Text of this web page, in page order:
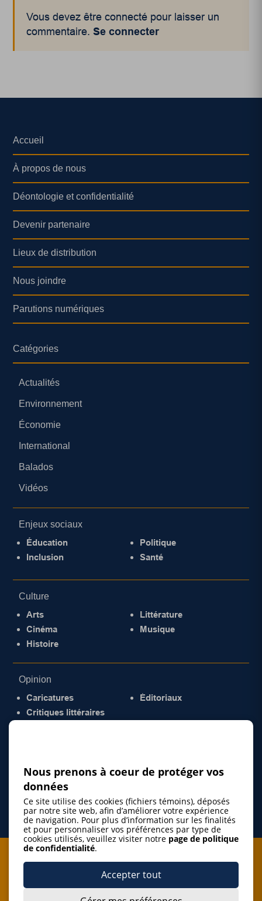
Vous devez être connecté pour laisser un
commentaire.Se connecter
Accueil
À propos de nous
Déontologie et confidentialité
Devenir partenaire
Lieux de distribution
Nous joindre
Parutions numériques
Catégories
Actualités
Environnement
Économie
International
Balados
Vidéos
Enjeux sociaux
Éducation
Inclusion
Politique
Santé
Culture
Arts
Cinéma
Histoire
Littérature
Musique
Opinion
Caricatures
Critiques littéraires
Éditoriaux
Je m'abonne à l'infolettre
Nous prenons à coeur de protéger vos
données
Ce site utilise des cookies (fichiers témoins), déposés
par notre site web, afin d’améliorer votre expérience
de navigation. Pour plus d’information sur les finalités
et pour personnaliser vos préférences par type de
cookies utilisés, veuillez visiter notre page de politique
de confidentialité.
Accepter tout